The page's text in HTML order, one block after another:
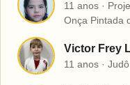
H
11 anos ·
Onça Pintada
V Victor Frey
11 anos ·